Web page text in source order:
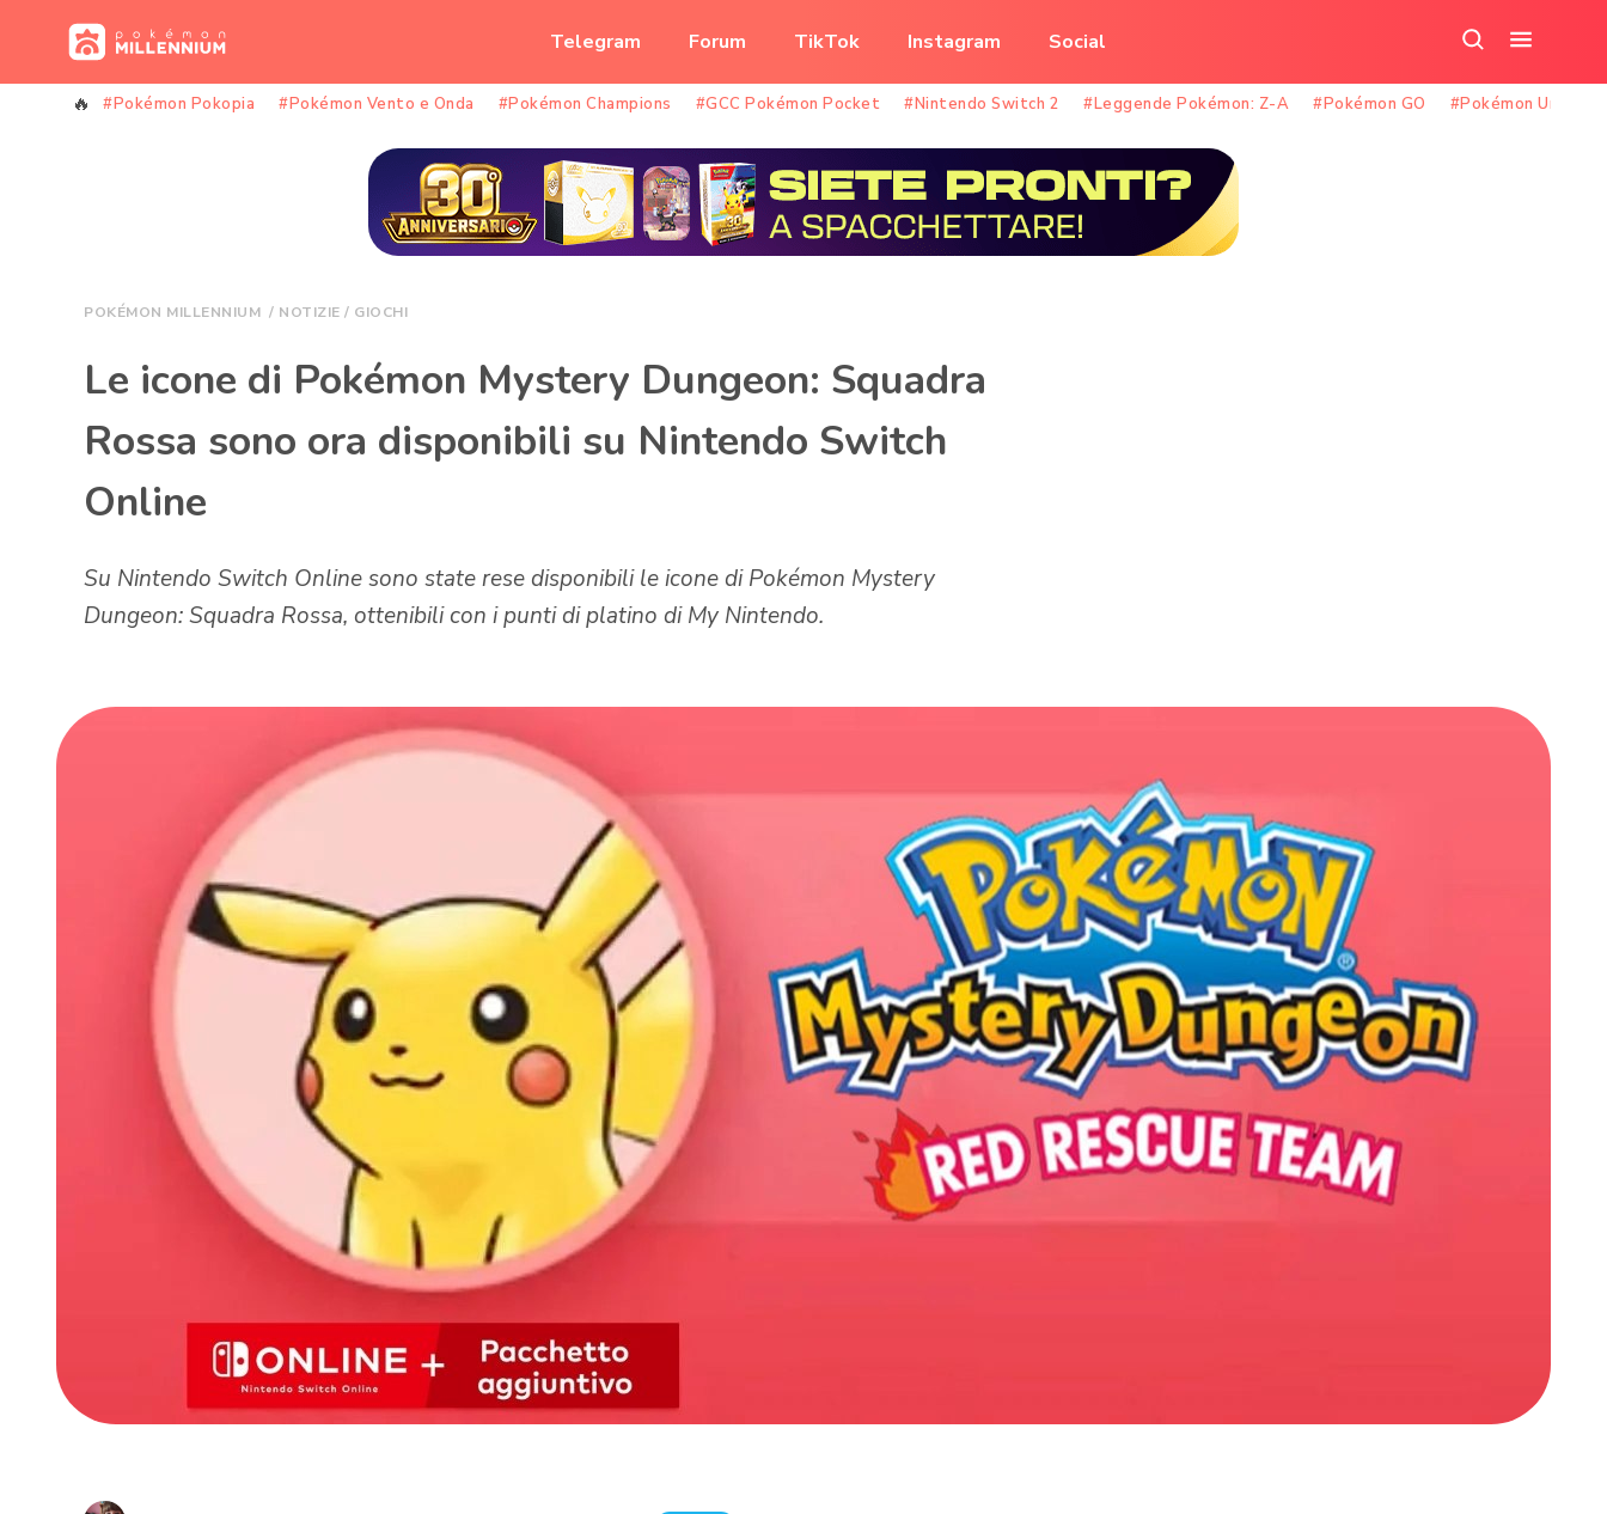
Telegram Forum TikTok Instagram Social
nel
sito
il
menu
#Pokémon Pokopia #Pokémon Vento e Onda #Pokémon Champions #GCC Pokémon Pocket #Nintendo Switch 2 #Leggende Pokémon: Z-A #Pokémon GO #Pokémon Unite
POKÉMON MILLENNIUM / NOTIZIE / GIOCHI
Le icone di Pokémon Mystery Dungeon: Squadra
Rossa sono ora disponibili su Nintendo Switch
Online
Su Nintendo Switch Online sono state rese disponibili le icone di Pokémon Mystery
Dungeon: Squadra Rossa, ottenibili con i punti di platino di My Nintendo.